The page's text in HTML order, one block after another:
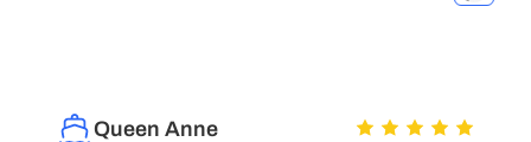
Queen Anne